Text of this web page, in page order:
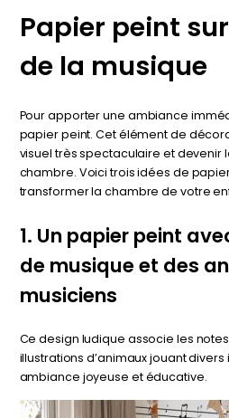
Papier peint
de la musique
Pour apporter une ambiance
papier peint. Cet élément de
visuel très spectaculaire et devenir
chambre. Voici trois idées de
transformer la chambre de votre
1. Un papier peint
de musique et des
musiciens
Ce design ludique associe les
illustrations d’animaux jouant
ambiance joyeuse et éducative.